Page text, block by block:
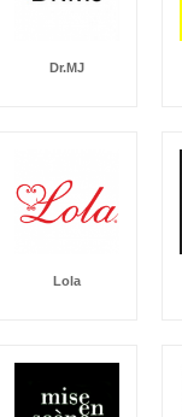
Dr.MJ
Lola